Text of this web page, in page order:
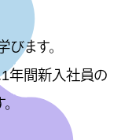
ます。
年間新入社員の